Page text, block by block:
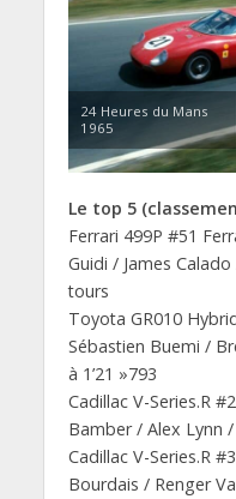
24 Heures du Mans
1965
Le top 5
Ferrari 499P #51
Guidi / James
tours
Toyota GR010
Sébastien Buemi /
à 1’21 »793
Cadillac V-Series.R
Bamber / Alex Lynn
Cadillac V-Series.R
Bourdais / Renger